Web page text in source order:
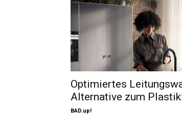
Optimiertes
Alternative zum
BAD.up!